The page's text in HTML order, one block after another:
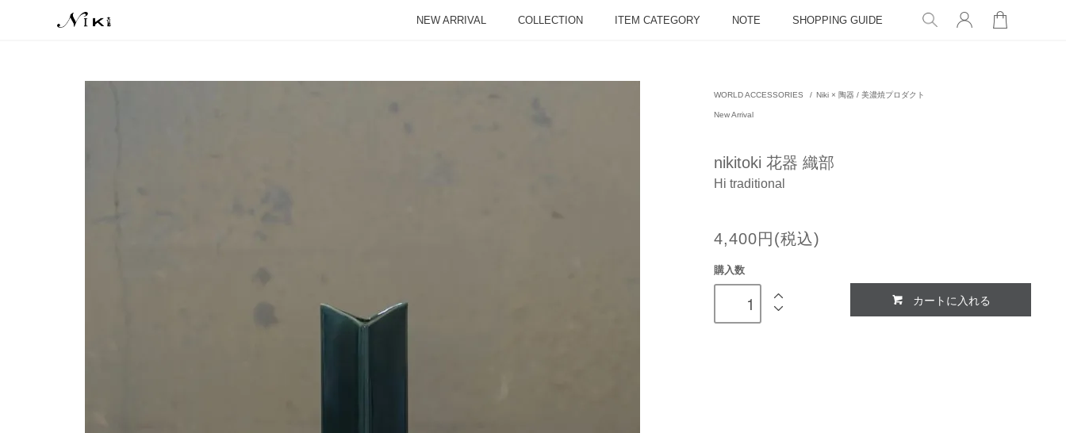
NEW ARRIVAL COLLECTION ITEM CATEGORY NOTE SHOPPING GUIDE
WORLD ACCESSORIES / Niki × 陶器 / 美濃焼プロダクト
New Arrival
nikitoki 花器 織部
Hi traditional
4,400円(税込)
購入数
カートに入れる